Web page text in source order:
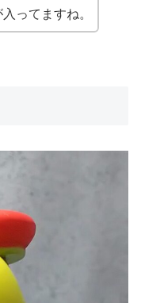
ってますね。